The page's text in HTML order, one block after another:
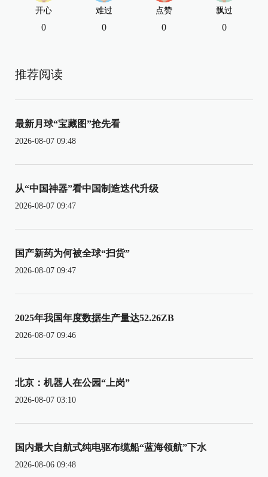
开心
0
难过
0
点赞
0
飘过
0
推荐阅读
最新月球“宝藏图”抢先看
2026-08-07 09:48
从“中国神器”看中国制造迭代升级
2026-08-07 09:47
国产新药为何被全球“扫货”
2026-08-07 09:47
2025年我国年度数据生产量达52.26ZB
2026-08-07 09:46
北京：机器人在公园“上岗”
2026-08-07 03:10
国内最大自航式纯电驱布缆船“蓝海领航”下水
2026-08-06 09:48